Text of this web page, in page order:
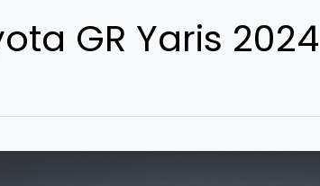
GR Yaris 2024